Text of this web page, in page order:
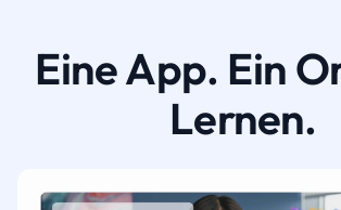
Eine App. Ein
Lernen.